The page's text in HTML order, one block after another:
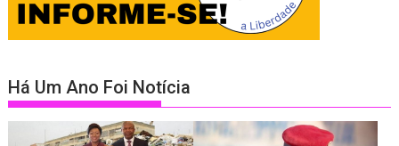
Há Um Ano Foi Notícia